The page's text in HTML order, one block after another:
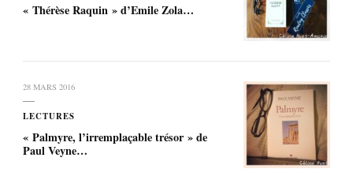
« Thérèse Raquin » d’Emile Zola…
28 MARS 2016
LECTURES
« Palmyre, l’irremplaçable trésor » de
Paul Veyne…